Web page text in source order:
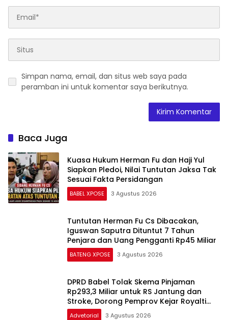
Simpan nama, email, dan situs web saya pada
peramban ini untuk komentar saya berikutnya.
Baca Juga
Kuasa Hukum Herman Fu dan Haji Yul
Siapkan Pledoi, Nilai Tuntutan Jaksa Tak
Sesuai Fakta Persidangan
BABEL XPOSE 3 Agustus 2026
Tuntutan Herman Fu Cs Dibacakan,
Iguswan Saputra Dituntut 7 Tahun
Penjara dan Uang Pengganti Rp45 Miliar
BATENG XPOSE 3 Agustus 2026
DPRD Babel Tolak Skema Pinjaman
Rp293,3 Miliar untuk RS Jantung dan
Stroke, Dorong Pemprov Kejar Royalti
Timah
Advetorial 3 Agustus 2026